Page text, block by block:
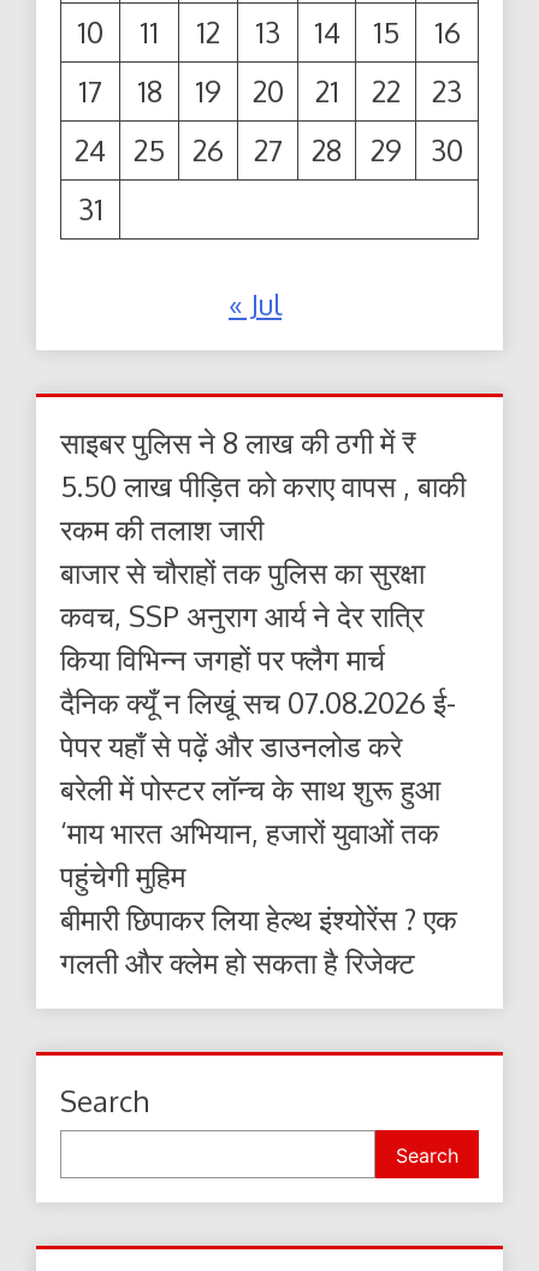
10 11 12 13 14 15
16
17
18 19 20 21 22
23
24
25 26 27 28 29
30
31
« Jul
साइबर पुलिस ने 8 लाख की ठगी में ₹
5.50 लाख पीड़ित को कराए वापस , बाकी
रकम की तलाश जारी
बाजार से चौराहों तक पुलिस का सुरक्षा
कवच, SSP अनुराग आर्य ने देर रात्रि
किया विभिन्न जगहों पर फ्लैग मार्च
दैनिक क्यूँ न लिखूं सच 07.08.2026 ई-
पेपर यहाँ से पढ़ें और डाउनलोड करे
बरेली में पोस्टर लॉन्च के साथ शुरू हुआ
‘माय भारत अभियान, हजारों युवाओं तक
पहुंचेगी मुहिम
बीमारी छिपाकर लिया हेल्थ इंश्योरेंस ? एक
गलती और क्लेम हो सकता है रिजेक्ट
Search
Search